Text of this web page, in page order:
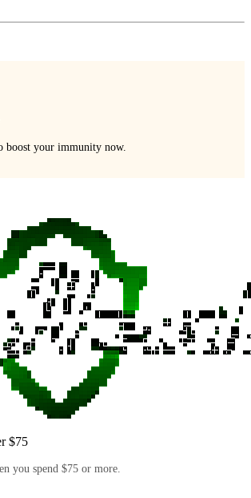
boost your immunity now.
$75
you spend $75 or more.